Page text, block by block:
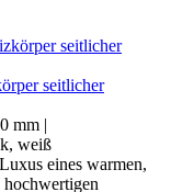
seitlicher
mm |
weiß
eines warmen,
hochwertigen